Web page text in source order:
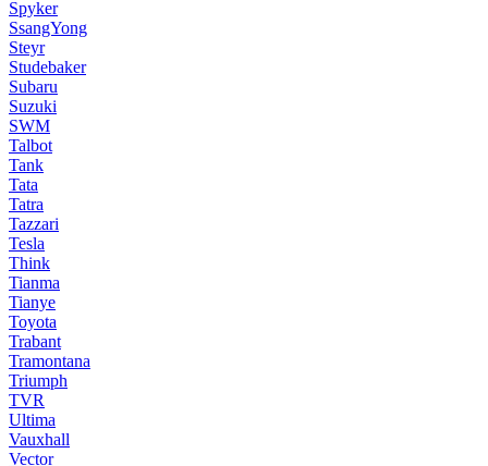
Spyker
SsangYong
Steyr
Studebaker
Subaru
Suzuki
SWM
Talbot
Tank
Tata
Tatra
Tazzari
Tesla
Think
Tianma
Tianye
Toyota
Trabant
Tramontana
Triumph
TVR
Ultima
Vauxhall
Vector